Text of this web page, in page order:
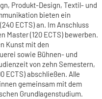
Produkt-Design, Textil- und
bieten ein
ECTS) an. Im Anschluss
Master (120 ECTS) bewerben.
Kunst mit den
sowie Bühnen- und
von zehn Semestern,
ECTS) abschließen. Alle
gemeinsam mit dem
Grundlagenstudium.